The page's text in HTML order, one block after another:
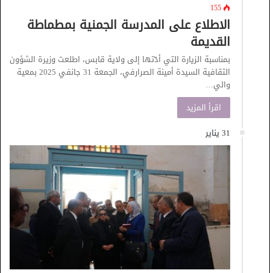
155
الاطلاع على المدرسة الجمنية بمطماطة
القديمة
بمناسبة الزيارة التي أدّتها إلى ولاية قابس، اطلعت وزيرة الشؤون
الثقافية السيدة أمينة الصرارفي، الجمعة 31 جانفي 2025 بمعية
والي…
اقرأ المزيد
31 يناير